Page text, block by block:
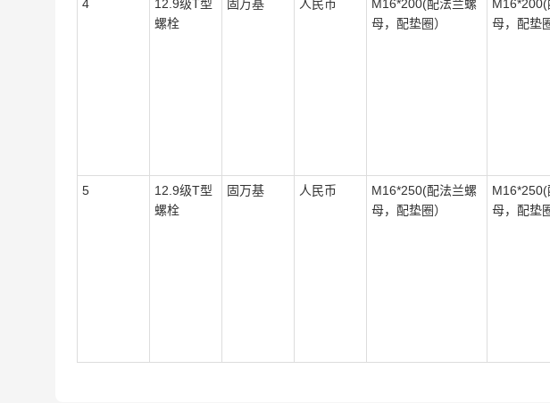
4
12.9级T型
螺栓
固万基 人民币
M16*200(配法兰螺
母，配垫圈）
母，配垫
5
12.9级T型
螺栓
固万基 人民币
M16*250(配法兰螺
母，配垫圈）
母，配垫